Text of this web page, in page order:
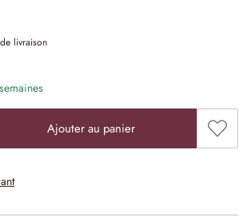
livraison
saisissez la valeur souhaitée ou
Ajouter au panier